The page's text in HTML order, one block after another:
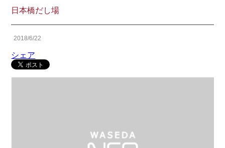
日本橋だし場
2018/6/22
シェア